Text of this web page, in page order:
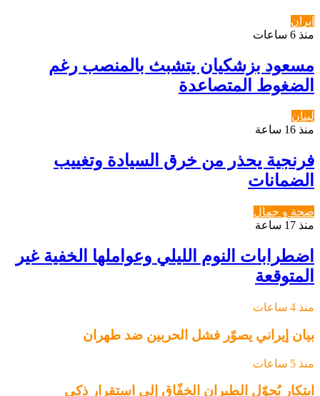
ايران
منذ 6 ساعات
مسعود بزشكيان يتشبث بالمنصب رغم
الضغوط المتصاعدة
لبنان
منذ 16 ساعة
فرنجية يحذر من خرق السيادة وتغييب
الضمانات
صحة و جمال
منذ 17 ساعة
اضطرابات النوم الليلي وعواملها الخفية غير
المتوقعة
منذ 4 ساعات
بيان إيراني يصوّر فشل الحربين ضد طهران
منذ 5 ساعات
ابتكار يُحوّل الطيران الخفّاق إلى استقرارٍ ذكي